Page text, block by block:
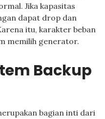
Jika kapasitas
dapat drop dan
itu, karakter beban
memilih generator.
Backup
bagian inti dari